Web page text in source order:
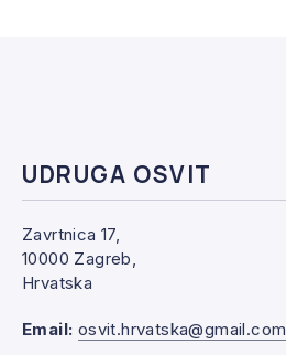
UDRUGA OSVIT
Zavrtnica 17,
10000 Zagreb,
Hrvatska
Email: osvit.hrvatska@gmail.com